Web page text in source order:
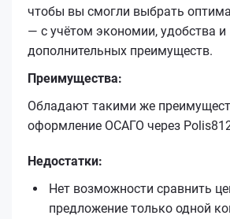
чтобы вы смогли выбрать
— с учётом экономии, удобства и
дополнительных преимуществ.
Преимущества:
Обладают такими же
оформление ОСАГО через
Недостатки:
Нет возможности сравнить
предложение только одной